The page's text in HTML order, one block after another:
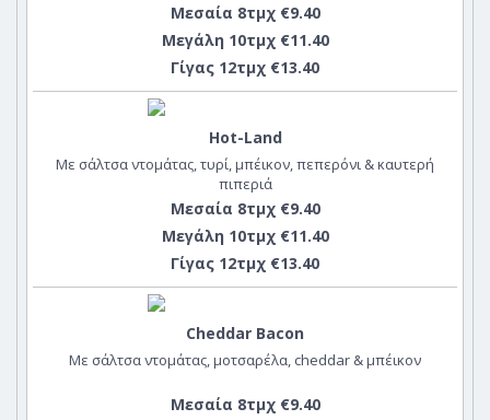
Μεσαία 8τμχ €9.40
Μεγάλη 10τμχ €11.40
Γίγας 12τμχ €13.40
Hot-Land
Με σάλτσα ντομάτας, τυρί, μπέικον, πεπερόνι & καυτερή
πιπεριά
Μεσαία 8τμχ €9.40
Μεγάλη 10τμχ €11.40
Γίγας 12τμχ €13.40
Cheddar Bacon
Με σάλτσα ντομάτας, μοτσαρέλα, cheddar & μπέικον
Μεσαία 8τμχ €9.40